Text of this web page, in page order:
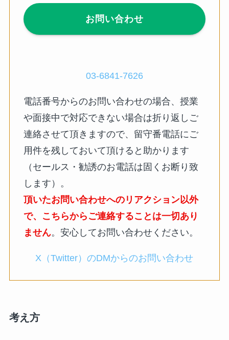
お問い合わせ
03-6841-7626
電話番号からのお問い合わせの場合、授業
や面接中で対応できない場合は折り返しご
連絡させて頂きますので、留守番電話にご
用件を残しておいて頂けると助かります
（セールス・勧誘のお電話は固くお断り致
します）。
頂いたお問い合わせへのリアクション以外
で、こちらからご連絡することは一切あり
ません。安心してお問い合わせください。
X（Twitter）のDMからのお問い合わせ
考え方